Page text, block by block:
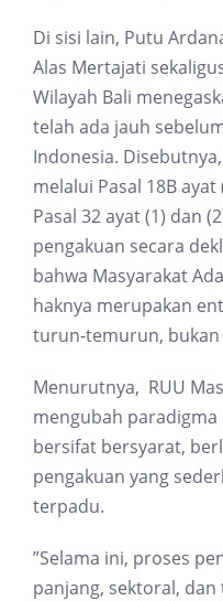
Di sisi lain, Putu
Alas Mertajati
Wilayah Bali
telah ada jauh
Indonesia.
melalui Pasal 18B ayat
Pasal 32 ayat (1) dan
pengakuan secara
bahwa Masyarakat
haknya merupakan
turun-temurun,
Menurutnya, RUU
mengubah
bersifat bersyarat,
pengakuan yang
terpadu.
”Selama ini, proses
panjang, sektoral,